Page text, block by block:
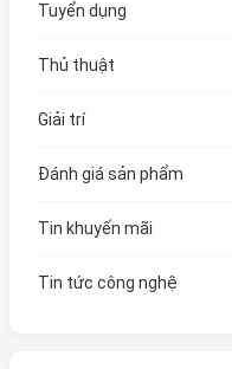
Tuyển dụng
Thủ thuật
Giải trí
Đánh giá sản phẩm
Tin khuyến mãi
Tin tức công nghệ